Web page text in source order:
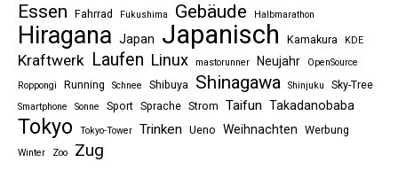
Essen Fahrrad Fukushima Gebäude Halbmarathon
Hiragana Japan Japanisch Kamakura KDE
Kraftwerk Laufen Linux mastorunner Neujahr
OpenSource
Roppongi
Running Schnee Shibuya Shinagawa Shinjuku Sky-Tree
Smartphone Sonne Sport Sprache Strom Taifun Takadanobaba
Tokyo Tokyo-Tower Trinken Ueno Weihnachten Werbung
Winter Zoo Zug